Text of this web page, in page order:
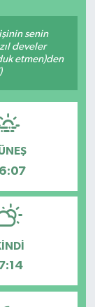
senin
develer
etmen)den